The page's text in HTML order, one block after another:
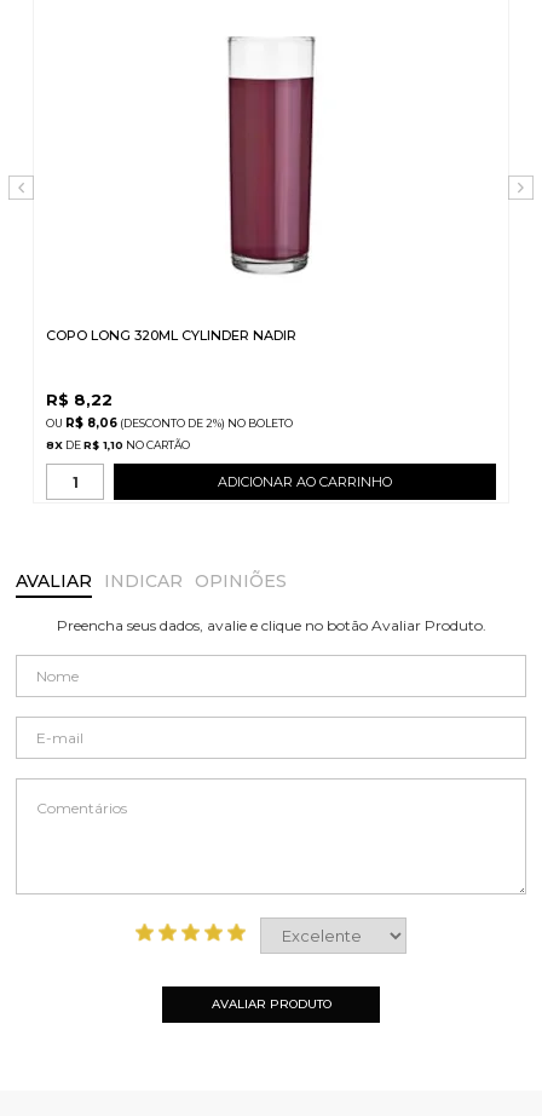
COPO LONG 320ML CYLINDER NADIR
R$ 8,22
R$ 8,06 (DESCONTO DE2%) NO BOLETO
8X DER$ 1,10
ADICIONAR AO CARRINHO
AVALIAR INDICAR OPINIÕES
Preencha seus dados, avalie e clique no botão Avaliar Produto.
AVALIAR PRODUTO